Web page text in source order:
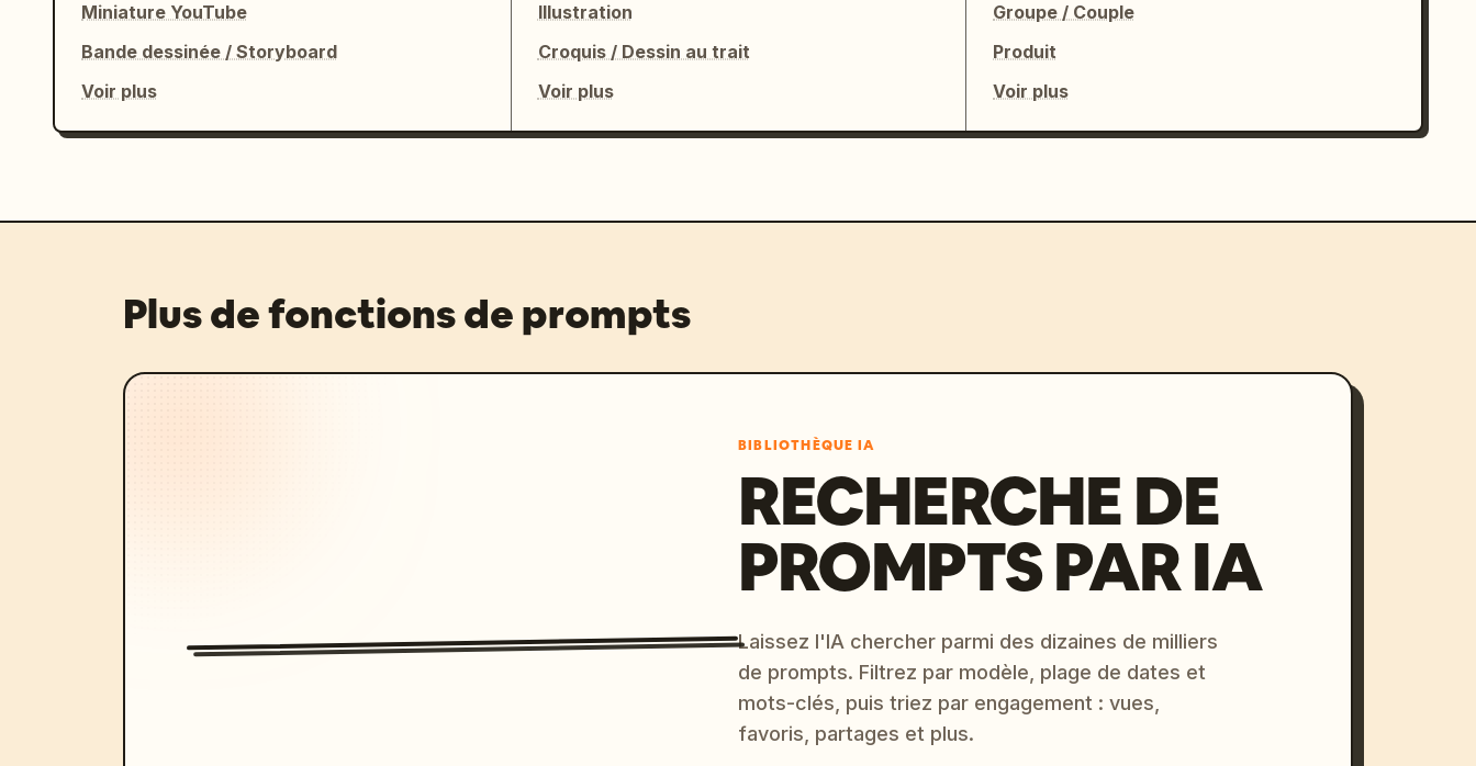
Miniature YouTube
Bande dessinée / Storyboard
Voir plus
Illustration
Croquis / Dessin au trait
Voir plus
Groupe / Couple
Produit
Voir plus
Plus de fonctions de prompts
BIBLIOTHÈQUE IA
RECHERCHE DE
PROMPTS PAR IA
Laissez l'IA chercher parmi des dizaines de milliers
de prompts. Filtrez par modèle, plage de dates et
mots-clés, puis triez par engagement : vues,
favoris, partages et plus.